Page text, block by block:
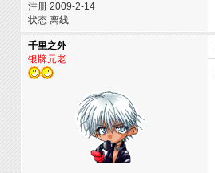
注册 2009-2-14
状态 离线
千里之外
银牌元老